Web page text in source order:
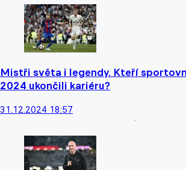
Mistři světa i legendy. Kteří
2024 ukončili kariéru?
31.12.2024 18:57